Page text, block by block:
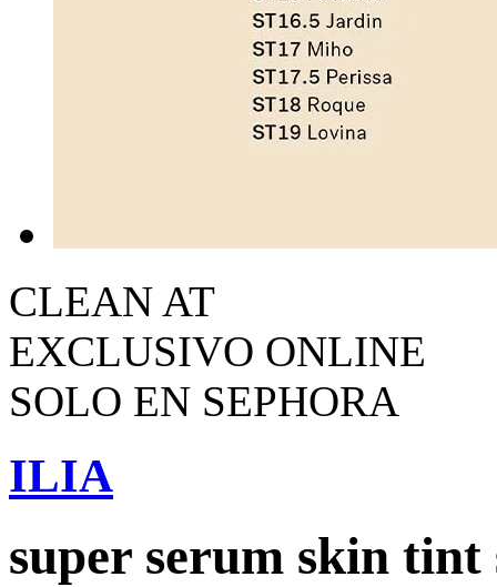
CLEAN AT
EXCLUSIVO ONLINE
SOLO EN SEPHORA
ILIA
super serum skin tint